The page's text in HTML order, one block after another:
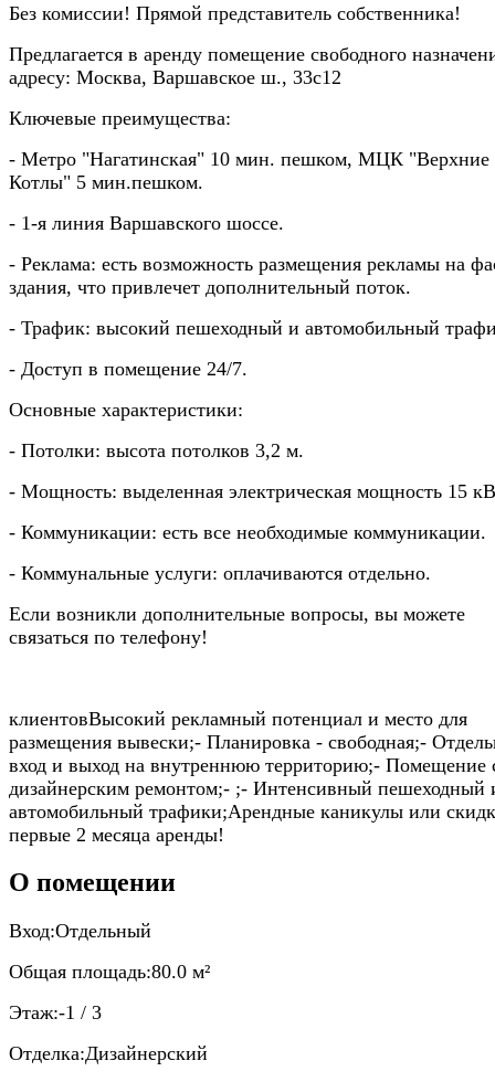
Без комиссии! Прямой представитель собственника!
Предлагается в аренду помещение свободного
адресу: Москва, Варшавское ш., 33с12
Ключевые преимущества:
- Метро "Нагатинская" 10 мин. пешком, МЦК "Верхние
Котлы" 5 мин.пешком.
- 1-я линия Варшавского шоссе.
- Реклама: есть возможность размещения рекламы на
здания, что привлечет дополнительный поток.
- Трафик: высокий пешеходный и автомобильный
- Доступ в помещение 24/7.
Основные характеристики:
- Потолки: высота потолков 3,2 м.
- Мощность: выделенная электрическая мощность 15
- Коммуникации: есть все необходимые коммуникации.
- Коммунальные услуги: оплачиваются отдельно.
Если возникли дополнительные вопросы, вы можете
связаться по телефону!
клиентовВысокий рекламный потенциал и место для
размещения вывески;- Планировка - свободная;-
вход и выход на внутреннюю территорию;- Помещение
дизайнерским ремонтом;- ;- Интенсивный пешеходный
автомобильный трафики;Арендные каникулы или
первые 2 месяца аренды!
О помещении
Вход:Отдельный
Общая площадь:80.0 м²
Этаж:-1 / 3
Отделка:Дизайнерский